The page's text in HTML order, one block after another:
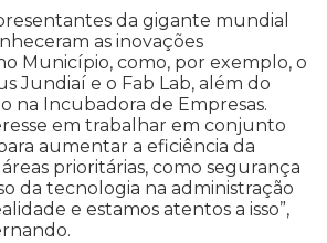
da gigante mundial
as inovações
Município, como, por exemplo, o
Jundiaí e o Fab Lab, além do
na Incubadora de Empresas.
em trabalhar em conjunto
aumentar a eficiência da
prioritárias, como segurança
da tecnologia na administração
e estamos atentos a isso”,